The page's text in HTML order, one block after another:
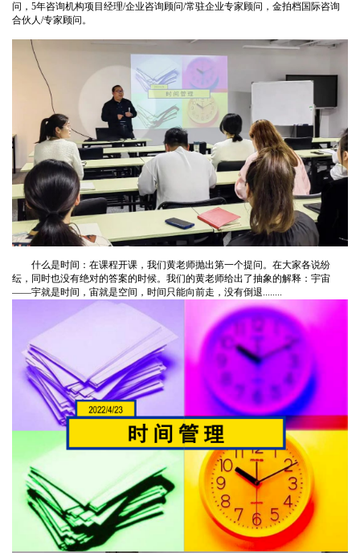
问，5年咨询机构项目经理/企业咨询顾问/常驻企业专家顾问，金拍档国际咨询
合伙人/专家顾问。
什么是时间：在课程开课，我们黄老师抛出第一个提问。在大家各说纷
纭，同时也没有绝对的答案的时候。我们的黄老师给出了抽象的解释：宇宙
——宇就是时间，宙就是空间，时间只能向前走，没有倒退........